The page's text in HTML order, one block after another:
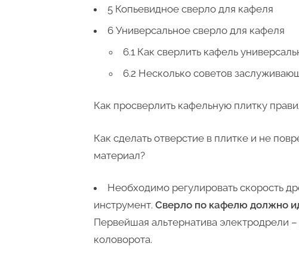
5 Копьевидное сверло для кафеля
6 Универсальное сверло для кафеля
6.1 Как сверлить кафель
6.2 Несколько советов
Как просверлить кафельную плитку
Как сделать отверстие в плитке и не
материал?
Необходимо регулировать скорость
инструмент. Сверло по кафелю должно
Первейшая альтернатива электродрели
коловорота.